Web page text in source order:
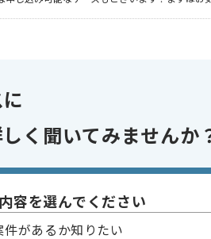
がございます。
く聞いてみませんか
容を選んでください
があるか知りたい